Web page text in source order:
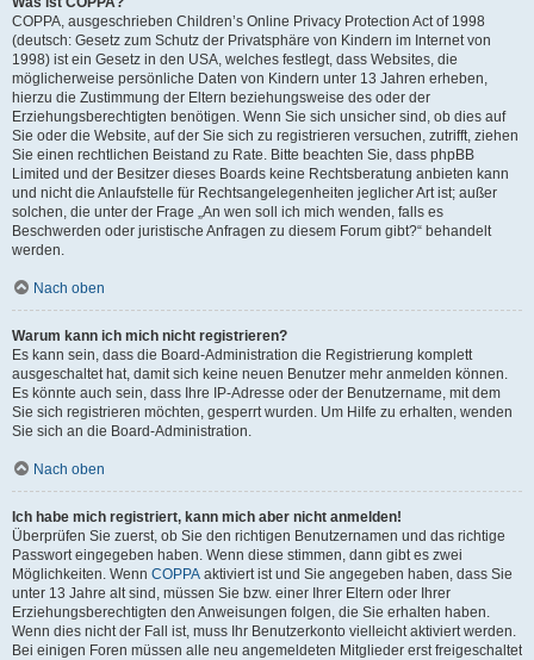
COPPA, ausgeschrieben Children’s Online Privacy Protection Act of 1998
(deutsch: Gesetz zum Schutz der Privatsphäre von Kindern im Internet von
1998) ist ein Gesetz in den USA, welches festlegt, dass Websites, die
möglicherweise persönliche Daten von Kindern unter 13 Jahren erheben,
hierzu die Zustimmung der Eltern beziehungsweise des oder der
Erziehungsberechtigten benötigen. Wenn Sie sich unsicher sind, ob dies auf
Sie oder die Website, auf der Sie sich zu registrieren versuchen, zutrifft, ziehen
Sie einen rechtlichen Beistand zu Rate. Bitte beachten Sie, dass phpBB
Limited und der Besitzer dieses Boards keine Rechtsberatung anbieten kann
und nicht die Anlaufstelle für Rechtsangelegenheiten jeglicher Art ist; außer
solchen, die unter der Frage „An wen soll ich mich wenden, falls es
Beschwerden oder juristische Anfragen zu diesem Forum gibt?“ behandelt
werden.
Nach oben
Warum kann ich mich nicht registrieren?
Es kann sein, dass die Board-Administration die Registrierung komplett
ausgeschaltet hat, damit sich keine neuen Benutzer mehr anmelden können.
Es könnte auch sein, dass Ihre IP-Adresse oder der Benutzername, mit dem
Sie sich registrieren möchten, gesperrt wurden. Um Hilfe zu erhalten, wenden
Sie sich an die Board-Administration.
Nach oben
Ich habe mich registriert, kann mich aber nicht anmelden!
Überprüfen Sie zuerst, ob Sie den richtigen Benutzernamen und das richtige
Passwort eingegeben haben. Wenn diese stimmen, dann gibt es zwei
Möglichkeiten. Wenn COPPA aktiviert ist und Sie angegeben haben, dass Sie
unter 13 Jahre alt sind, müssen Sie bzw. einer Ihrer Eltern oder Ihrer
Erziehungsberechtigten den Anweisungen folgen, die Sie erhalten haben.
Wenn dies nicht der Fall ist, muss Ihr Benutzerkonto vielleicht aktiviert werden.
Bei einigen Foren müssen alle neu angemeldeten Mitglieder erst freigeschaltet